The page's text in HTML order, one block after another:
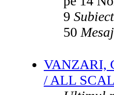
9
50
VANZARI,
/ ALL